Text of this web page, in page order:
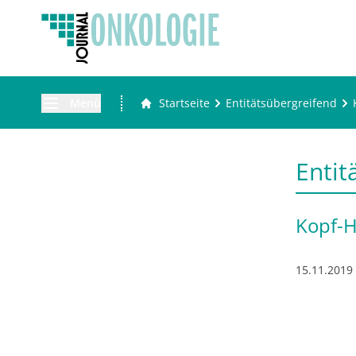
Startseite Entitätsübergreifend
Kopf-
15.11.2019